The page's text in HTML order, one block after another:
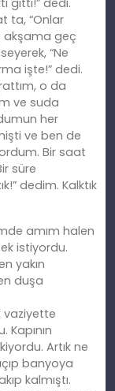
gitti!” dedi.
ta, “Onlar
akşama geç
“Ne
işte!” dedi.
o da
ve suda
her
ve ben de
Bir saat
süre
dedim. Kalktık
amım halen
istiyordu.
yakın
duşa
vaziyette
Artık ne
banyoya
kalmıştı.